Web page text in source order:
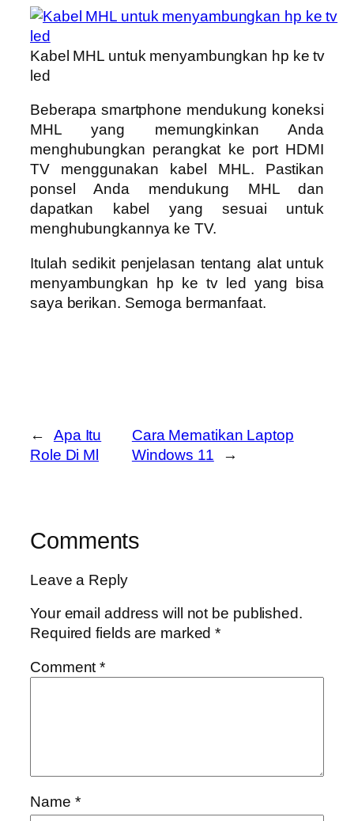
Kabel MHL untuk menyambungkan hp ke tv
led
Beberapa smartphone mendukung koneksi
MHL yang memungkinkan Anda
menghubungkan perangkat ke port HDMI
TV menggunakan kabel MHL. Pastikan
ponsel Anda mendukung MHL dan
dapatkan kabel yang sesuai untuk
menghubungkannya ke TV.
Itulah sedikit penjelasan tentang alat untuk
menyambungkan hp ke tv led yang bisa
saya berikan. Semoga bermanfaat.
←
Apa Itu
Role Di Ml
Cara Mematikan Laptop
Windows 11
→
Comments
Leave a Reply
Your email address will not be published.
Required fields are marked*
Comment*
Name *